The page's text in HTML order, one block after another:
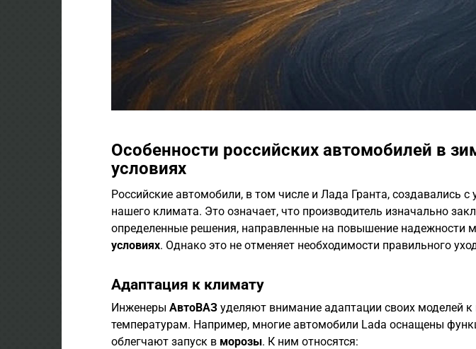
Особенности российских автомобилей в
условиях
Российские автомобили, в том числе и Лада Гранта, создавались с
нашего климата. Это означает, что производитель изначально
определенные решения, направленные на повышение надежности
условиях. Однако это не отменяет необходимости правильного
Адаптация к климату
Инженеры АвтоВАЗ уделяют внимание адаптации своих моделей к
температурам. Например, многие автомобили Lada оснащены
облегчают запуск в морозы. К ним относятся: